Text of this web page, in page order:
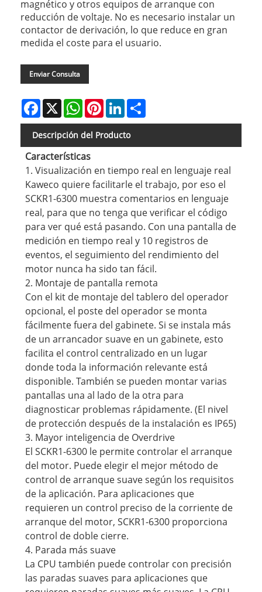
magnético y otros equipos de arranque con
reducción de voltaje. No es necesario instalar un
contactor de derivación, lo que reduce en gran
medida el coste para el usuario.
Enviar Consulta
Facebook
X WhatsAppPinterestLinkedIn
Descripción del Producto
Características
1. Visualización en tiempo real en lenguaje real
Kaweco quiere facilitarle el trabajo, por eso el
SCKR1-6300 muestra comentarios en lenguaje
real, para que no tenga que verificar el código
para ver qué está pasando. Con una pantalla de
medición en tiempo real y 10 registros de
eventos, el seguimiento del rendimiento del
motor nunca ha sido tan fácil.
2. Montaje de pantalla remota
Con el kit de montaje del tablero del operador
opcional, el poste del operador se monta
fácilmente fuera del gabinete. Si se instala más
de un arrancador suave en un gabinete, esto
facilita el control centralizado en un lugar
donde toda la información relevante está
disponible. También se pueden montar varias
pantallas una al lado de la otra para
diagnosticar problemas rápidamente. (El nivel
de protección después de la instalación es IP65)
3. Mayor inteligencia de Overdrive
El SCKR1-6300 le permite controlar el arranque
del motor. Puede elegir el mejor método de
control de arranque suave según los requisitos
de la aplicación. Para aplicaciones que
requieren un control preciso de la corriente de
arranque del motor, SCKR1-6300 proporciona
control de doble cierre.
4. Parada más suave
La CPU también puede controlar con precisión
las paradas suaves para aplicaciones que